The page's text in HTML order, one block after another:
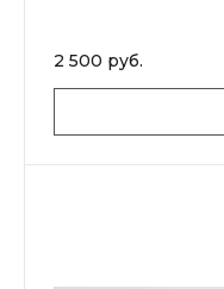
2 500 руб.